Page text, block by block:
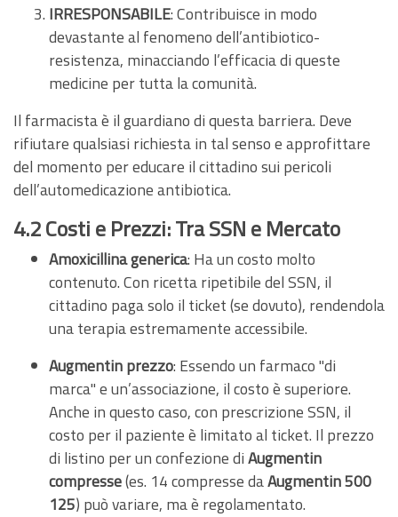
IRRESPONSABILE: Contribuisce in modo
devastante al fenomeno dell’antibiotico-
resistenza, minacciando l’efficacia di queste
medicine per tutta la comunità.
Il farmacista è il guardiano di questa barriera. Deve
rifiutare qualsiasi richiesta in tal senso e approfittare
del momento per educare il cittadino sui pericoli
dell’automedicazione antibiotica.
4.2 Costi e Prezzi: Tra SSN e Mercato
Amoxicillina generica: Ha un costo molto
contenuto. Con ricetta ripetibile del SSN, il
cittadino paga solo il ticket (se dovuto), rendendola
una terapia estremamente accessibile.
Augmentin prezzo: Essendo un farmaco "di
marca" e un’associazione, il costo è superiore.
Anche in questo caso, con prescrizione SSN, il
costo per il paziente è limitato al ticket. Il prezzo
di listino per un confezione diAugmentin
compresse(es. 14 compresse daAugmentin 500
125) può variare, ma è regolamentato.